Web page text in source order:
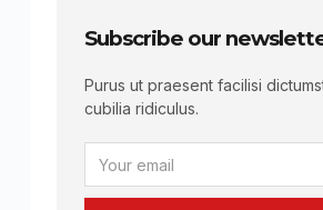
Subscribe our
Purus ut praesent facilisi
cubilia ridiculus.